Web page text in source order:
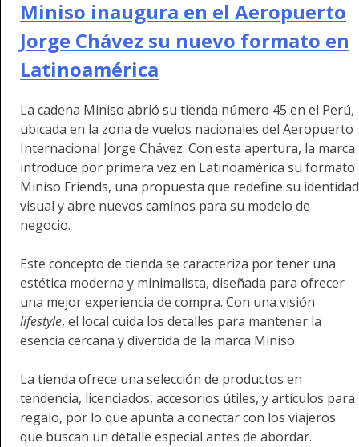
Miniso inaugura en el Aeropuerto
Jorge Chávez su nuevo formato en
Latinoamérica
La cadena Miniso abrió su tienda número 45 en el Perú,
ubicada en la zona de vuelos nacionales del Aeropuerto
Internacional Jorge Chávez. Con esta apertura, la marca
introduce por primera vez en Latinoamérica su formato
Miniso Friends, una propuesta que redefine su identidad
visual y abre nuevos caminos para su modelo de
negocio.
Este concepto de tienda se caracteriza por tener una
estética moderna y minimalista, diseñada para ofrecer
una mejor experiencia de compra. Con una visión
lifestyle, el local cuida los detalles para mantener la
esencia cercana y divertida de la marca Miniso.
La tienda ofrece una selección de productos en
tendencia, licenciados, accesorios útiles, y artículos para
regalo, por lo que apunta a conectar con los viajeros
que buscan un detalle especial antes de abordar.